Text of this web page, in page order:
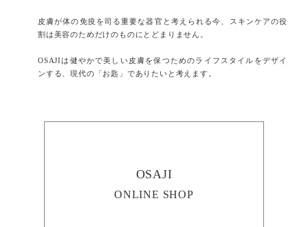
⽪膚が体の免疫を司る重要な器官と考えられる今、スキンケアの役
割は美容のためだけのものにとどまりません。
OSAJIは健やかで美しい皮膚を保つためのライフスタイルをデザイ
ンする、現代の「お匙」でありたいと考えます。
OSAJI
ONLINE SHOP